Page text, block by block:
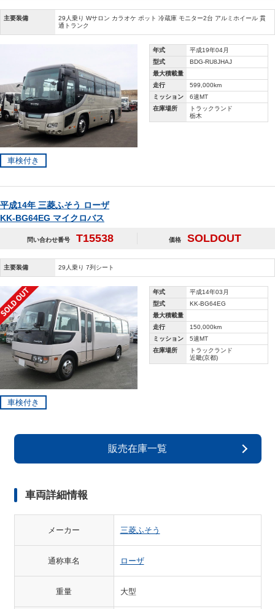
主要装備
29人乗り Wサロン カラオケ ポット 冷蔵庫 モニター2台 アルミホイール 貫
通トランク
年式
平成19年04月
型式
BDG-RU8JHAJ
最大積載量
走行
599,000km
ミッション
6速MT
在庫場所
トラックランド
栃木
車検付き
平成14年 三菱ふそう ローザ
KK-BG64EG マイクロバス
問い合わせ番号 T15538 価格 SOLDOUT
主要装備 29人乗り 7列シート
年式
平成14年03月
型式
KK-BG64EG
最大積載量
走行
150,000km
ミッション
5速MT
在庫場所
トラックランド
近畿(京都)
車検付き
販売在庫一覧
車両詳細情報
メーカー 三菱ふそう
通称車名 ローザ
重量 大型